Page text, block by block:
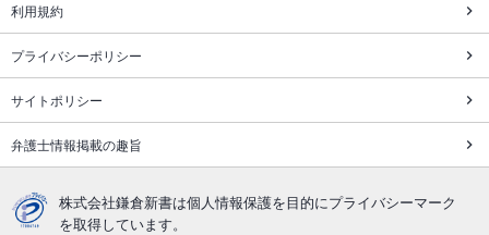
利用規約
プライバシーポリシー
サイトポリシー
弁護士情報掲載の趣旨
株式会社鎌倉新書は個人情報保護を目的にプライバシーマーク
を取得しています。